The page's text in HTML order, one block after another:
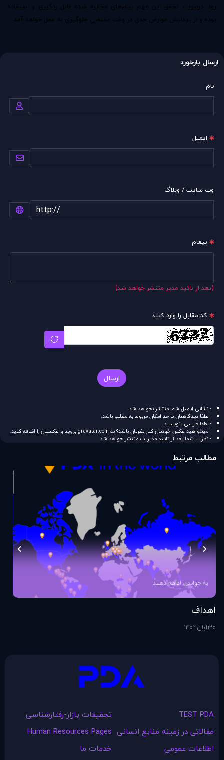
رود. درصورت تحقق اين مهم پيام‌هاي مخابره شده قابل ردگيري و استفاده
بوده و از پيدايش عوارض جدي در وقت مقتضي جلوگيري به عمل خواهد آمد.
ارسال بازخورد
نام
ایمیل
وب سایت / وبلاگ
پیغام
(بعد از تائید مدیر منتشر خواهد شد)
کد مقابل را وارد کنید
ارسال
- نشانی ایمیل شما منتشر نخواهد شد.
- لطفا دیدگاهتان تا حد امکان مربوط به مطلب باشد.
- لطفا فارسی بنویسید.
- میخواهید عکس خودتان کنار نظرتان باشد؟ به gravatar.comبروید و عکستان را اضافه کنید.
- نظرات شما بعد از تایید مدیریت منتشر خواهد شد
مطالب مرتبط
به خواندن ادامه دهید
اهداف
30آبان1402
TEST PDA
تحقیقات بازار-رفتارشناسی
مقالاتی در زمينه منابع انسانی Human Resources Pages
اطلاعات عمومی
خدمات ما